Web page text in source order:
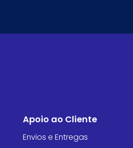
Apoio ao Cliente
Envios e Entregas